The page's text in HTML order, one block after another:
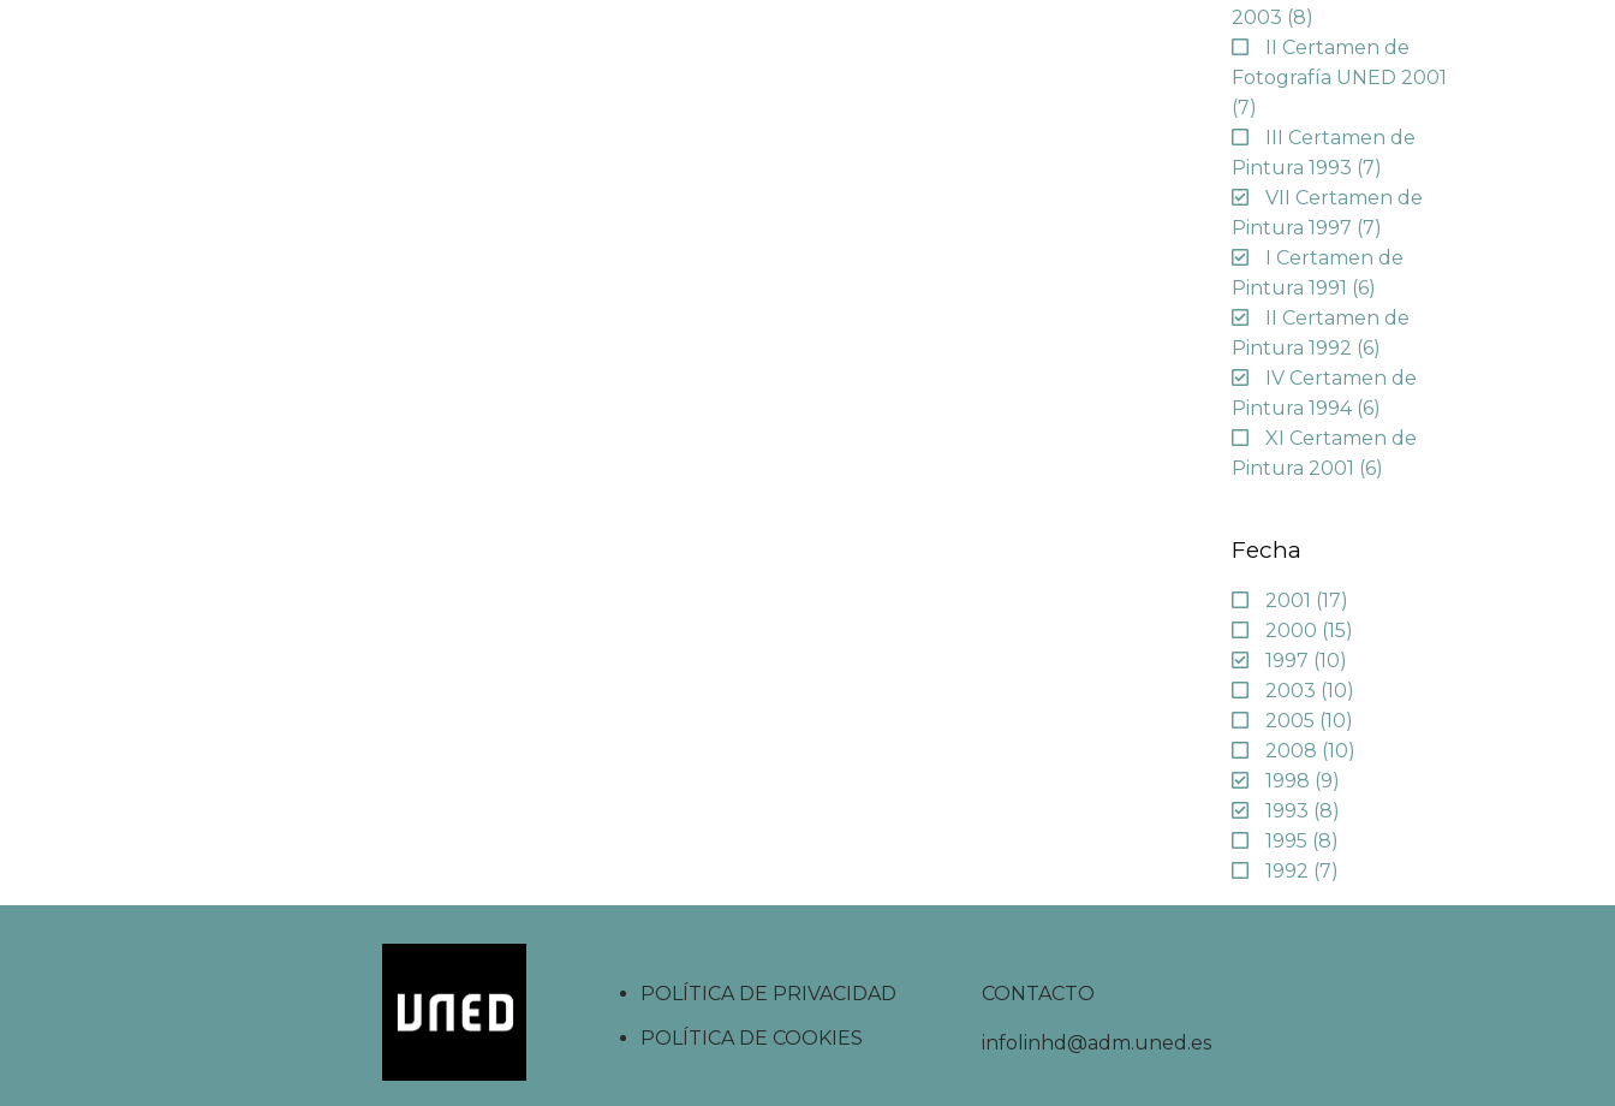
2003 (8)
II Certamen de
Fotografía UNED 2001
(7)
III Certamen de
Pintura 1993 (7)
VII Certamen de
Pintura 1997 (7)
I Certamen de
Pintura 1991 (6)
II Certamen de
Pintura 1992 (6)
IV Certamen de
Pintura 1994 (6)
XI Certamen de
Pintura 2001 (6)
Fecha
2001 (17)
2000 (15)
1997 (10)
2003 (10)
2005 (10)
2008 (10)
1998 (9)
1993 (8)
1995 (8)
1992 (7)
POLÍTICA DE PRIVACIDAD
POLÍTICA DE COOKIES
CONTACTO
infolinhd@adm.uned.es